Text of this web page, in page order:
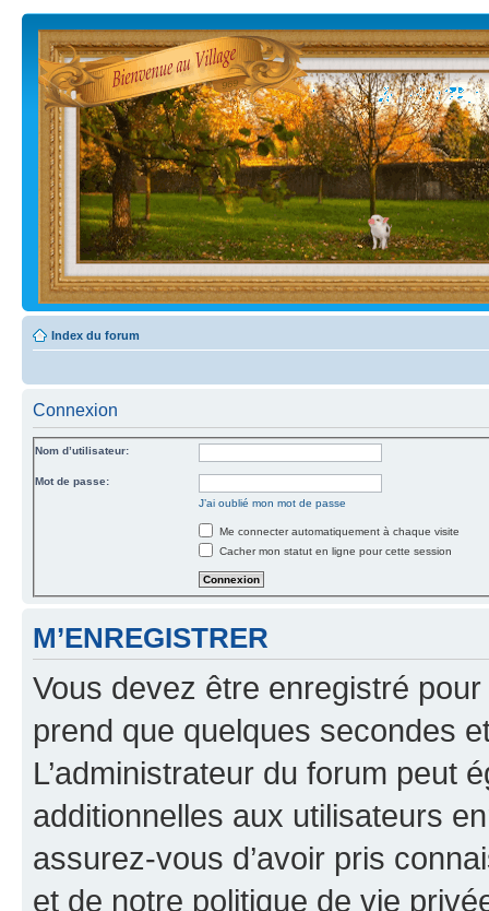
Index du forum
Connexion
Nom d’utilisateur:
Mot de passe:
J’ai oublié mon mot de passe
Me connecter automatiquement à chaque visite
Cacher mon statut en ligne pour cette session
M’ENREGISTRER
Vous devez être enregistré
prend que quelques secondes
L’administrateur du forum peut
additionnelles aux utilisateurs
assurez-vous d’avoir pris
et de notre politique de vie